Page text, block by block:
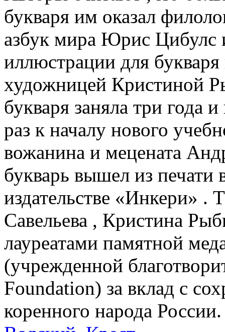
букваря им оказал
азбук мира Юрис Цибулс
иллюстрации для
художницей Кристиной
букваря заняла три года
раз к началу нового
вожанина и мецената
букварь вышел из печати
издательстве «Инкери» .
Савельева , Кристина
лауреатами памятной
(учрежденной
Foundation) за вклад с
коренного народа